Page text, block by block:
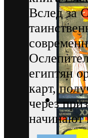
Вслед за
египтян
карт,
через
начинают